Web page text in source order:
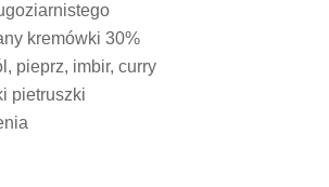
kremówki 30%
pieprz, imbir, curry
pietruszki